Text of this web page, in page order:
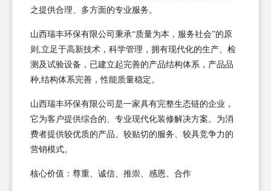
之提供合理、多方面的专业服务。
山西瑞丰环保有限公司秉承“质量为本，服务社会”的原
则,立足于高新技术，科学管理，拥有现代化的生产、检
测及试验设备，已建立起完善的产品结构体系，产品品
种,结构体系完善，性能质量稳定。
山西瑞丰环保有限公司是一家具有完整生态链的企业，
它为客户提供综合的、专业现代化装修解决方案。为消
费者提供较优质的产品、较贴切的服务、较具竞争力的
营销模式。
核心价值：尊重、诚信、推崇、感恩、合作